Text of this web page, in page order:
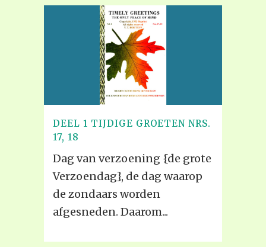
DEEL 1 TIJDIGE GROETEN NRS.
17, 18
Dag van verzoening {de grote
Verzoendag}, de dag waarop
de zondaars worden
afgesneden. Daarom...